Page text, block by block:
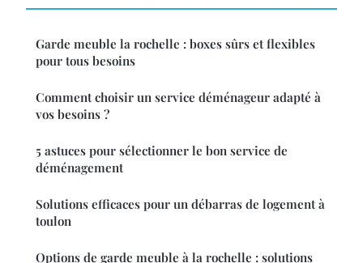
Garde meuble la rochelle : boxes sûrs et flexibles
pour tous besoins
Comment choisir un service déménageur adapté à
vos besoins ?
5 astuces pour sélectionner le bon service de
déménagement
Solutions efficaces pour un débarras de logement à
toulon
Options de garde meuble à la rochelle : solutions